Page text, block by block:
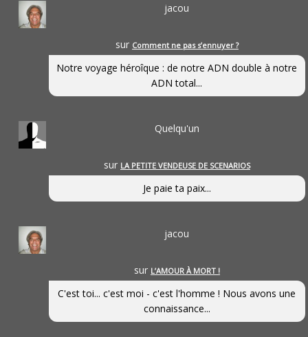
jacou
sur Comment ne pas s’ennuyer ?
Notre voyage héroîque : de notre ADN double à notre
ADN total...
Quelqu'un
sur LA PETITE VENDEUSE DE SCENARIOS
Je paie ta paix...
jacou
sur L’AMOUR À MORT !
C'est toi... c'est moi - c'est l'homme ! Nous avons une
connaissance...